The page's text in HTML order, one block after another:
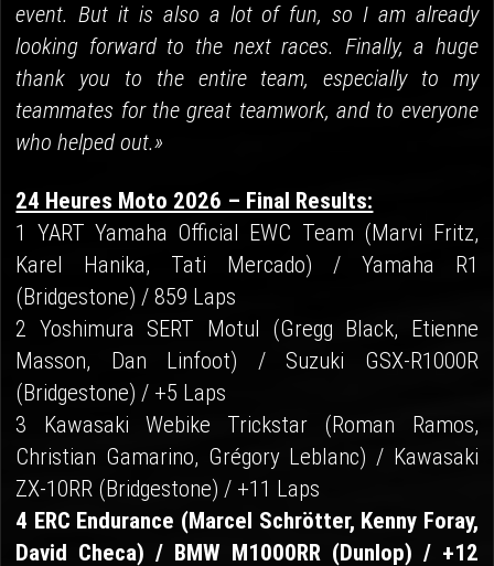
event. But it is also a lot of fun, so I am already
looking forward to the next races. Finally, a huge
thank you to the entire team, especially to my
teammates for the great teamwork, and to everyone
who helped out.»
24 Heures Moto 2026 – Final Results:
1 YART Yamaha Official EWC Team (Marvi Fritz,
Karel Hanika, Tati Mercado) / Yamaha R1
(Bridgestone) / 859 Laps
2 Yoshimura SERT Motul (Gregg Black, Etienne
Masson, Dan Linfoot) / Suzuki GSX-R1000R
(Bridgestone) / +5 Laps
3 Kawasaki Webike Trickstar (Roman Ramos,
Christian Gamarino, Grégory Leblanc) / Kawasaki
ZX-10RR (Bridgestone) / +11 Laps
4 ERC Endurance (Marcel Schrötter, Kenny Foray,
David Checa) / BMW M1000RR (Dunlop) / +12